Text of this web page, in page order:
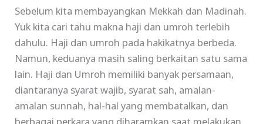
Sebelum kita membayangkan Mekkah dan Madinah.
Yuk kita cari tahu makna haji dan umroh terlebih
dahulu. Haji dan umroh pada hakikatnya berbeda.
Namun, keduanya masih saling berkaitan satu sama
lain. Haji dan Umroh memiliki banyak persamaan,
diantaranya syarat wajib, syarat sah, amalan-
amalan sunnah, hal-hal yang membatalkan, dan